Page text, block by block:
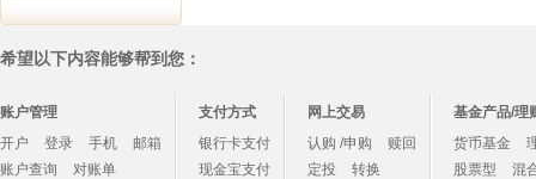
希望以下内容能够帮到您：
账户管理
开户
登录 手机
邮箱
账户查询
对账单
支付方式
银行卡支付
现金宝支付
网上交易
认购 /申购
赎回
定投
转换
基金产品/理
货币基金
股票型
混